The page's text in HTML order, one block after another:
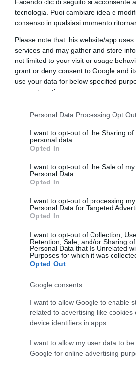
Facendo clic di seguito si acconsente
tecnologia. Puoi cambiare idea e
consenso in qualsiasi momento
Please note that this website/app
services and may gather and store
not limited to your visit or usage
grant or deny consent to Google and
use your data for below specified
consent section.
Personal Data Processing Opt
I want to opt-out of the Sharing of
personal data.
Opted In
I want to opt-out of the Sale of my
Personal Data.
Opted In
I want to opt-out of processing my
Personal Data for Targeted
Opted In
I want to opt-out of Collection, Use,
Retention, Sale, and/or Sharing
Personal Data that Is Unrelated
Purposes for which it was
Opted Out
Google consents
I want to allow Google to enable
related to advertising like cookies
device identifiers in apps.
I want to allow my user data to be
Google for online advertising
Dunque, sulla base di questi
tranquilla del debito italiano e
italiane? Assolutamente no.
larghissime differenze in
mondo finanziario e
sono state messe a riparo dal
Christine Lagarde – che
dalla Commissione europea,
ha sospeso tutte le ferree
comunque torneranno in
forza dal 2022 o anche prima, a
Nord non vedono l’ora di
A rendere ancor più evidente il
grafico della FRED (
Louis, una delle più grandi
mondo), che mostra
credito concesso dalle banche
(piccole e medie imprese e